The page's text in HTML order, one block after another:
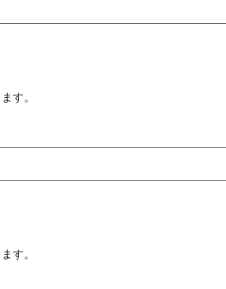
す。
す。